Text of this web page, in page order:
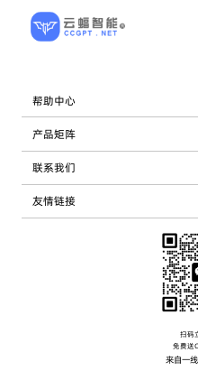
帮助中心
产品矩阵
联系我们
友情链接
扫码
免费送
来自一